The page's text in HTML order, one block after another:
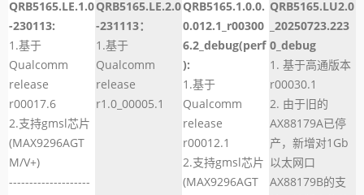
QRB5165.LE.1.0
-230113:
1.基于
Qualcomm
release
r00017.6
2.支持gmsl芯片
(MAX9296AGT
M/V+)
--------------------
QRB5165.LE.2.0
-231113：
1.基于
Qualcomm
release
r1.0_00005.1
QRB5165.1.0.0.
0.012.1_r00300
6.2_debug(perf
):
1.基于
Qualcomm
release
r00012.1
2.支持gmsl芯片
(MAX9296AGT
QRB5165.LU2.0
_20250723.223
0_debug
1. 基于高通版本
r00030.1
2. 由于旧的
AX88179A已停
产，新增对1Gb
以太网口
AX88179B的支